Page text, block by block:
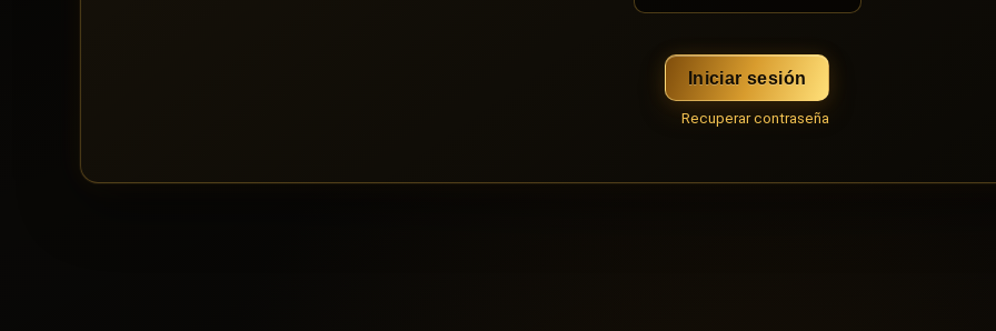
Iniciar sesión
Recuperar contraseña